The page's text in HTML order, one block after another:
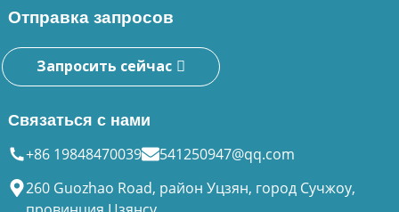
Отправка запросов
Запросить сейчас
Связаться с нами
+86 19848470039
541250947@qq.com
260 Guozhao Road, район Уцзян, город Сучжоу,